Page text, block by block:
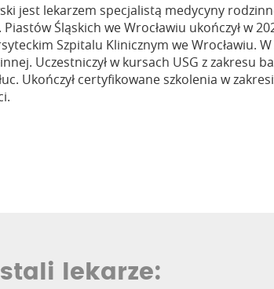
jest lekarzem specjalistą medycyny
Śląskich we Wrocławiu ukończył w
Szpitalu Klinicznym we Wrocławiu.
Uczestniczył w kursach USG z zakresu
Ukończył certyfikowane szkolenia w
lekarze: